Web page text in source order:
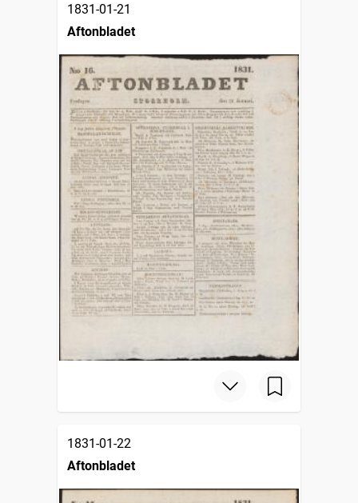
1831-01-21
Aftonbladet
1831-01-22
Aftonbladet